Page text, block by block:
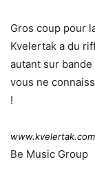
Gros coup pour
Kvelertak a du
autant sur
vous ne
!
www.kvelertak.com
Be Music Group